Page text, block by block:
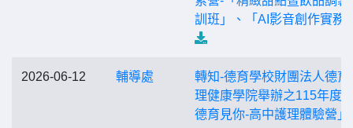
訓班」、「AI影音創作實務
2026-06-12 輔導處
轉知-德育學校財團法人德育
理健康學院舉辦之115年度
德育見你-高中護理體驗營」